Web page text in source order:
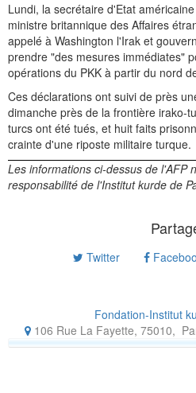
Lundi, la secrétaire d'Etat
ministre britannique des Affaires
appelé à Washington l'Irak et
prendre "des mesures immédiates"
opérations du PKK à partir du nord
Ces déclarations ont suivi de près
dimanche près de la frontière irako-
turcs ont été tués, et huit faits
crainte d'une riposte militaire turque.
Les informations ci-dessus de l'AFP
responsabilité de l'Institut kurde de
Twitter
Fondation-Institut
106 Rue La Fayette, 75010,